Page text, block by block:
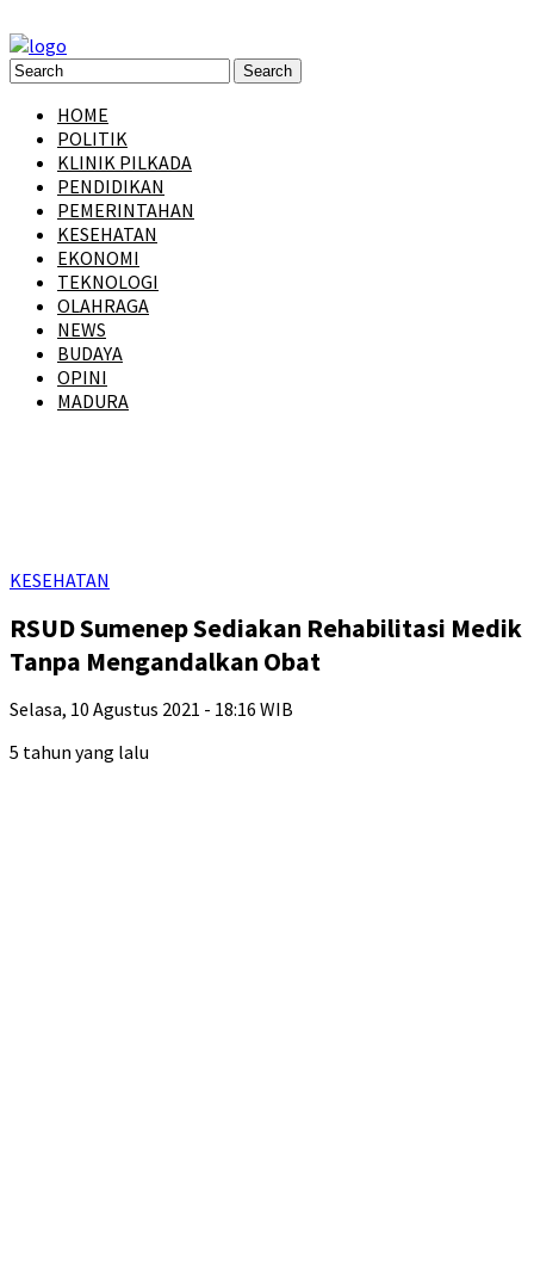
HOME
POLITIK
KLINIK PILKADA
PENDIDIKAN
PEMERINTAHAN
KESEHATAN
EKONOMI
TEKNOLOGI
OLAHRAGA
NEWS
BUDAYA
OPINI
MADURA
KESEHATAN
RSUD Sumenep Sediakan Rehabilitasi Medik
Tanpa Mengandalkan Obat
Selasa, 10 Agustus 2021 - 18:16 WIB
5 tahun yang lalu